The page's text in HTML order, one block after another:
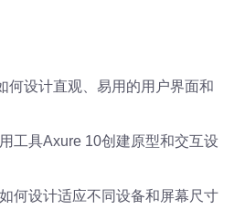
何设计直观、易用的用户界面和
工具Axure 10创建原型和交互设
何设计适应不同设备和屏幕尺寸